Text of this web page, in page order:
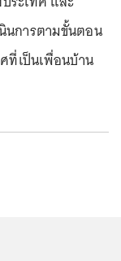
นการตามขั้นตอน
ที่เป็นเพื่อนบ้าน